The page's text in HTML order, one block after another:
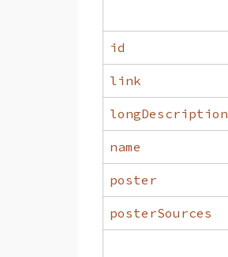
id
link
longDescription
name
poster
posterSources